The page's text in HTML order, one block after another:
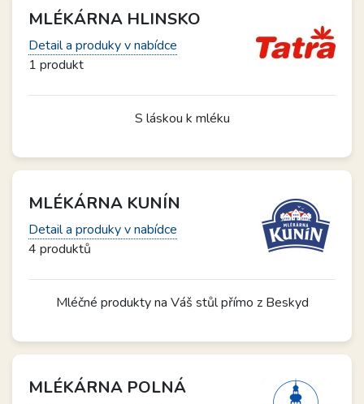
MLÉKÁRNA HLINSKO
Detail a produky v nabídce
1 produkt
S láskou k mléku
MLÉKÁRNA KUNÍN
Detail a produky v nabídce
4 produktů
Mléčné produkty na Váš stůl přímo z Beskyd
MLÉKÁRNA POLNÁ